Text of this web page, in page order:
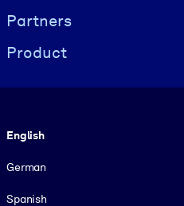
Partners
Product
English
German
Spanish